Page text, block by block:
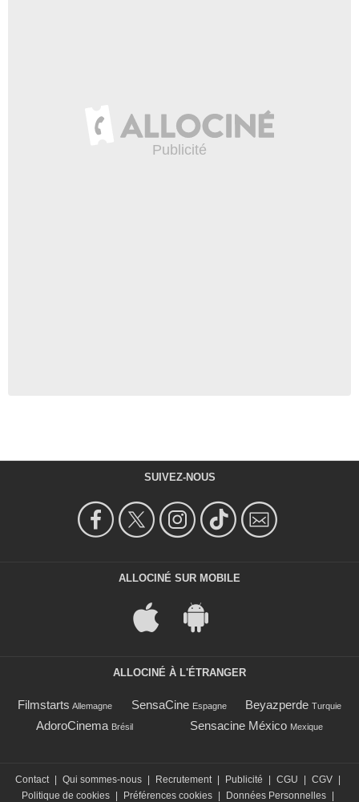
SUIVEZ-NOUS
ALLOCINÉ SUR MOBILE
ALLOCINÉ À L'ÉTRANGER
Filmstarts Allemagne SensaCine Espagne Beyazperde Turquie
AdoroCinema Brésil Sensacine México Mexique
Contact Qui sommes-nous Recrutement Publicité CGU CGV
Politique de cookies
Préférences cookies Données Personnelles